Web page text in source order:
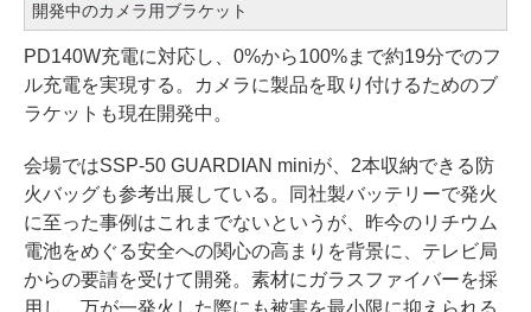
開発中のカメラ用ブラケット
PD140W充電に対応し、0%から100%まで約19分でのフ
ル充電を実現する。カメラに製品を取り付けるためのブ
ラケットも現在開発中。
会場ではSSP-50 GUARDIAN miniが、2本収納できる防
火バッグも参考出展している。同社製バッテリーで発火
に至った事例はこれまでないというが、昨今のリチウム
電池をめぐる安全への関心の高まりを背景に、テレビ局
からの要請を受けて開発。素材にガラスファイバーを採
用し、万が一発火した際にも被害を最小限に抑えられる